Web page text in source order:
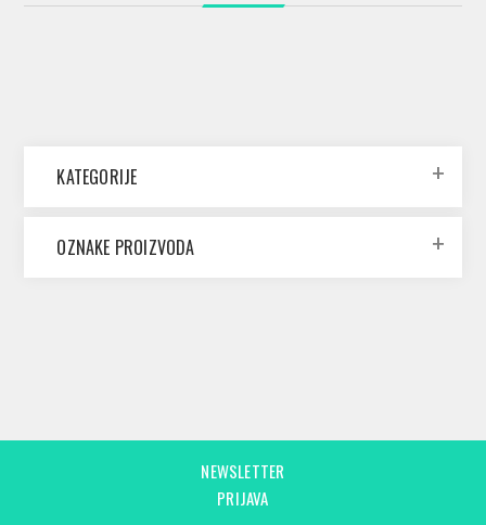
KATEGORIJE
OZNAKE PROIZVODA
NEWSLETTER
PRIJAVA